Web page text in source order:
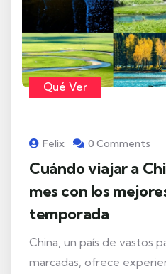
Qué Ver
Felix 0 Comments
Cuándo viajar a
mes con los
temporada
China, un país de vastos
marcadas, ofrece